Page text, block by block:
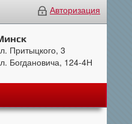
Авторизация
Притыцкого, 3
Богдановича, 124-4Н